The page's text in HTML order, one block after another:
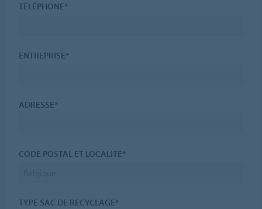
TÉLÉPHONE*
ENTREPRISE*
ADRESSE*
CODE POSTAL ET LOCALITÉ*
TYPE SAC DE RECYCLAGE*